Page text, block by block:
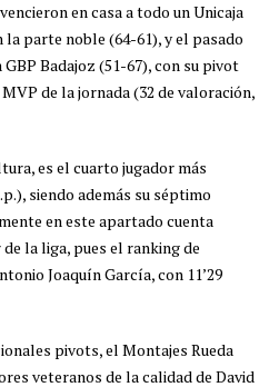
en casa a todo un Unicaja
la parte noble (64-61), y el pasado
Badajoz (51-67), con su pivot
de la jornada (32 de valoración,
es el cuarto jugador más
siendo además su séptimo
en este apartado cuenta
la liga, pues el ranking de
Joaquín García, con 11’29
pivots, el Montajes Rueda
veteranos de la calidad de David